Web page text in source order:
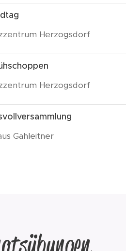
Herzogsdorf
Herzogsdorf
Gahleitner